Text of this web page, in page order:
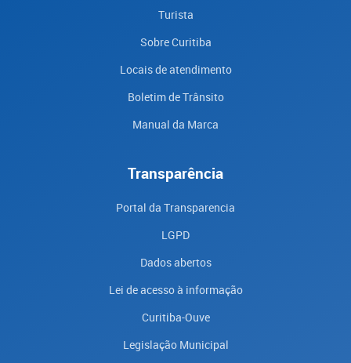
Turista
Sobre Curitiba
Locais de atendimento
Boletim de Trânsito
Manual da Marca
Transparência
Portal da Transparencia
LGPD
Dados abertos
Lei de acesso à informação
Curitiba-Ouve
Legislação Municipal